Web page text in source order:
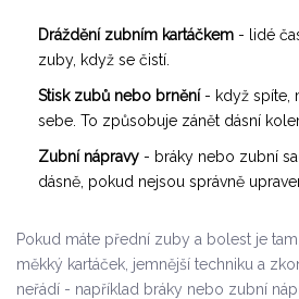
Dráždění zubním kartáčkem - lidé
zuby, když se čistí.
Stisk zubů nebo brnění- když spíte,
sebe. To způsobuje zánět dásní
Zubní nápravy - bráky nebo zubní
dásně, pokud nejsou správně
Pokud máte přední zuby a bolest je
měkký kartáček, jemnější techniku a
neřádí - například bráky nebo zubní